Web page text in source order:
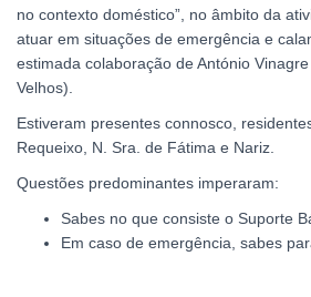
no contexto doméstico”, no âmbito da
atuar em situações de emergência e
estimada colaboração de António
Velhos).
Estiveram presentes connosco,
Requeixo, N. Sra. de Fátima e Nariz.
Questões predominantes imperaram:
Sabes no que consiste o Suporte
Em caso de emergência, sabes